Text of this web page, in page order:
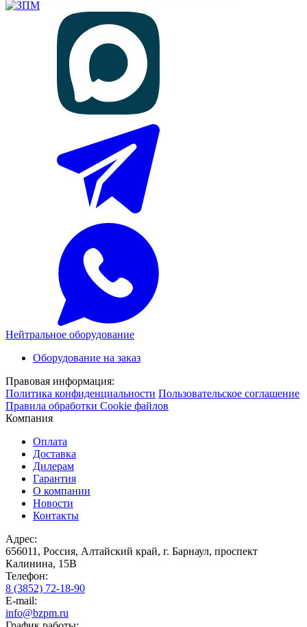
Нейтральное оборудование
Оборудование на заказ
Правовая информация:
Политика конфиденциальности Пользовательское соглашение
Правила обработки Cookie файлов
Компания
Оплата
Доставка
Дилерам
Гарантия
О компании
Новости
Контакты
Адрес:
656011, Россия, Алтайский край, г. Барнаул, проспект
Калинина, 15В
Телефон:
8 (3852) 72-18-90
E-mail:
info@bzpm.ru